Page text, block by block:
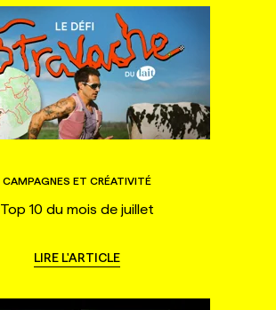
CAMPAGNES ET CRÉATIVITÉ
Top 10 du mois de juillet
LIRE L'ARTICLE